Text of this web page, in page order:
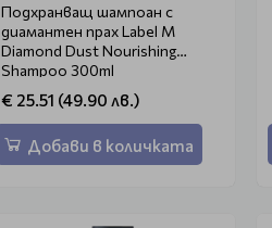
Подхранващ шампоан с
диамантен прах Label M
Diamond Dust Nourishing
Shampoo 300ml
€ 25.51 (49.90 лв.)
Добави в количката